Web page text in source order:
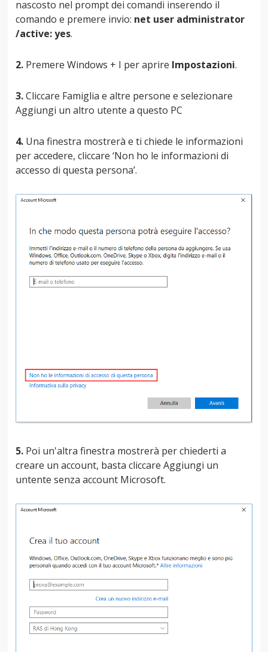
nascosto nel prompt dei comandi inserendo il
comando e premere invio: net user administrator
/active: yes.
2. Premere Windows + I per aprire Impostazioni.
3.Cliccare Famiglia e altre persone e selezionare
Aggiungi un altro utente a questo PC
4. Una finestra mostrerà e ti chiede le informazioni
per accedere, cliccare ‘Non ho le informazioni di
accesso di questa persona’.
5. Poi un'altra finestra mostrerà per chiederti a
creare un account, basta cliccare Aggiungi un
untente senza account Microsoft.